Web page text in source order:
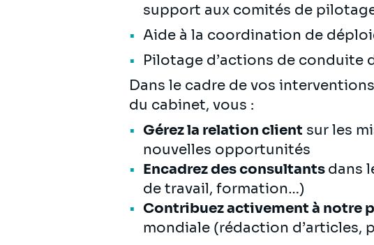
support aux comités de
Aide à la coordination de
Pilotage d’actions de conduite
Dans le cadre de vos
du cabinet, vous :
Gérez la relation client sur les
nouvelles opportunités
Encadrez des consultants dans
de travail, formation…)
Contribuez activement à notre
mondiale (rédaction